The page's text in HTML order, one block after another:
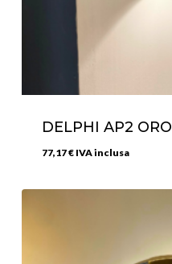
DELPHI AP2 ORO
77,17€ IVA inclusa